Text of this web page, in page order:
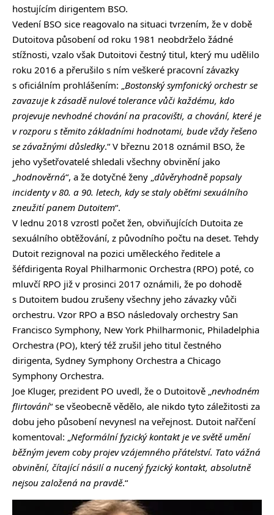
hostujícím dirigentem BSO.
Vedení BSO sice reagovalo na situaci tvrzením, že v době
Dutoitova působení od roku 1981 neobdrželo žádné
stížnosti, vzalo však Dutoitovi čestný titul, který mu udělilo
roku 2016 a přerušilo s ním veškeré pracovní závazky
s oficiálním prohlášením: „ Bostonský symfonický orchestr se
zavazuje k zásadě nulové tolerance vůči každému, kdo
projevuje nevhodné chování na pracovišti, a chování, které je
v rozporu s těmito základními hodnotami, bude vždy řešeno
se závažnými důsledky.“ V březnu 2018 oznámil BSO, že
jeho vyšetřovatelé shledali všechny obvinění jako
hodnověrná“, a že dotyčné ženy „ důvěryhodně popsaly
incidenty v 80. a 90. letech, kdy se staly oběťmi sexuálního
zneužití panem Dutoitem“.
V lednu 2018 vzrostl počet žen, obviňujících Dutoita ze
sexuálního obtěžování, z původního počtu na deset. Tehdy
Dutoit rezignoval na pozici uměleckého ředitele a
šéfdirigenta Royal Philharmonic Orchestra (RPO) poté, co
mluvčí RPO již v prosinci 2017 oznámili, že po dohodě
s Dutoitem budou zrušeny všechny jeho závazky vůči
orchestru. Vzor RPO a BSO následovaly orchestry San
Francisco Symphony, New York Philharmonic, Philadelphia
Orchestra (PO), který též zrušil jeho titul čestného
dirigenta, Sydney Symphony Orchestra a Chicago
Symphony Orchestra.
Joe Kluger, prezident PO uvedl, že o Dutoitově „ nevhodném
flirtování“ se všeobecně vědělo, ale nikdo tyto záležitosti za
dobu jeho působení nevynesl na veřejnost. Dutoit nařčení
komentoval: „ Neformální fyzický kontakt je ve světě umění
běžným jevem coby projev vzájemného přátelství. Tato vážná
obvinění, čítající násilí a nucený fyzický kontakt, absolutně
nejsou založená na pravdě.“